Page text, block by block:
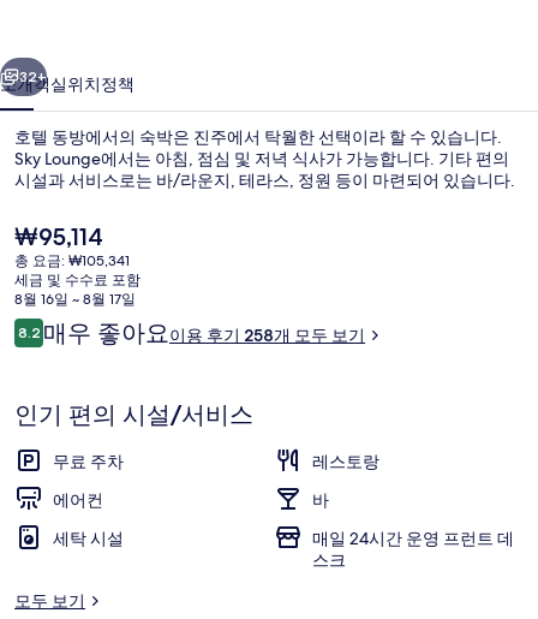
갤
러
리
매일 풀 브렉퍼스트 아침 식사 유료
32+
소개객실위치정책
호텔 동방에서의 숙박은 진주에서 탁월한 선택이라 할 수 있습니다.
Sky Lounge에서는 아침, 점심 및 저녁 식사가 가능합니다. 기타 편의
시설과 서비스로는 바/라운지, 테라스, 정원 등이 마련되어 있습니다.
현
재
가
격
은
₩95,114
₩95,114
총 요금: ₩105,341
세금 및 수수료 포함
8월 16일 ~ 8월 17일
이
용
기
8.210점 만점 중 8.2점.
매우 좋아요이용 후기 258개 모두 보기
인기 편의 시설/서비스
무료 주차
레스토랑
에어컨
바
세탁 시설
매일 24시간 운영 프런트 데
스크
모두 보기